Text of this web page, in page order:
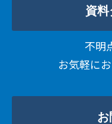
資料
不明
お気軽に
お